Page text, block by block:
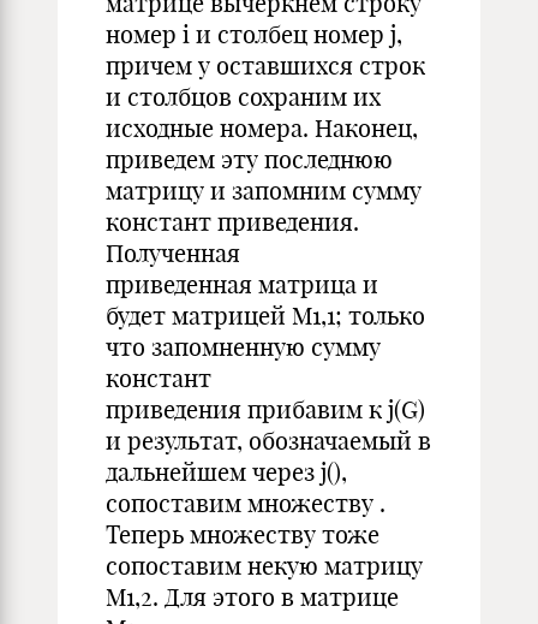
номер i и столбец номер j,
причем у оставшихся строк
и столбцов сохраним их
исходные номера. Наконец,
приведем эту последнюю
матрицу и запомним сумму
констант приведения.
Полученная
приведенная матрица и
будет матрицей M1,1; только
что запомненную сумму
констант
приведения прибавим к j(G)
и результат, обозначаемый в
дальнейшем через j(),
сопоставим множеству .
Теперь множеству тоже
сопоставим некую матрицу
M1,2. Для этого в матрице